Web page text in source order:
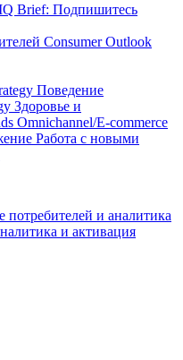
Brief: Подпишитесь
Consumer Outlook
Поведение
Здоровье и
Omnichannel/E-commerce
Работа с новыми
потребителей и аналитика
и активация